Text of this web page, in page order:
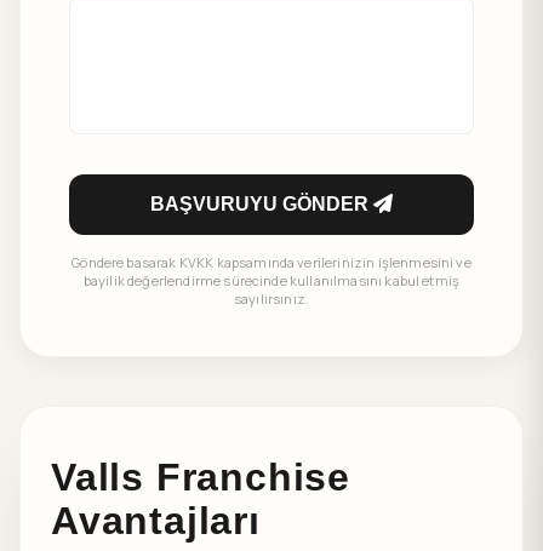
Valls Franchise
Avantajları
BAŞVURUYU GÖNDER
Göndere basarak KVKK kapsamında verilerinizin işlenmesini ve
bayilik değerlendirme sürecinde kullanılmasını kabul etmiş
sayılırsınız.